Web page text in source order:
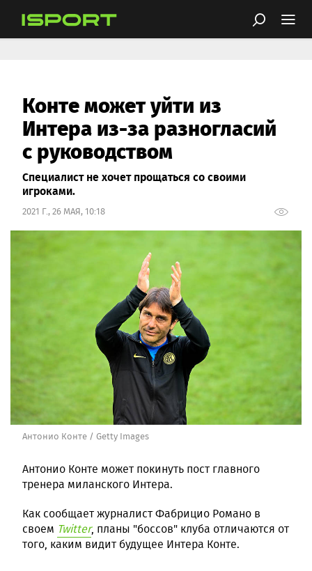
Конте может уйти из
Интера из-за разногласий
с руководством
Специалист не хочет прощаться со своими
игроками.
2021 Г., 26 МАЯ, 10:18
Антонио Конте / Getty Images
Антонио Конте может покинуть пост главного
тренера миланского Интера.
Как сообщает журналист Фабрицио Романо в
своем Twitter, планы "боссов" клуба отличаются от
того, каким видит будущее Интера Конте.